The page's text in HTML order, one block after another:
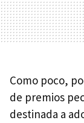
Como poco,
de premios
destinada a